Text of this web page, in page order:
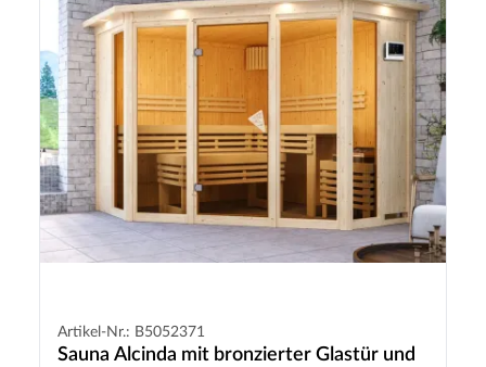
Artikel-Nr.: B5052371
Sauna Alcinda mit bronzierter Glastür und